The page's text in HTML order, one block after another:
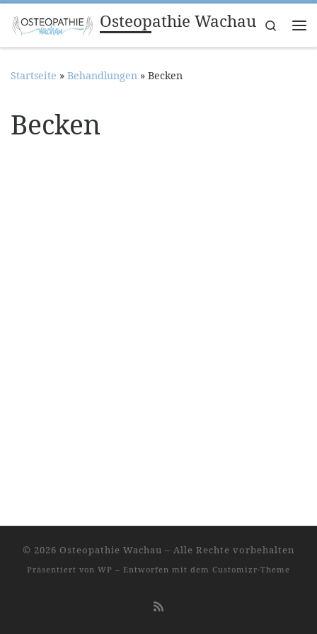
Zum Inhalt springenOsteopathie Wachau
Search
Startseite » Behandlungen » Becken
Becken
© 2026 Osteopathie Wachau – Alle Rechte vorbehalten
Präsentiert von WP – Entworfen mit dem Customizr-Theme